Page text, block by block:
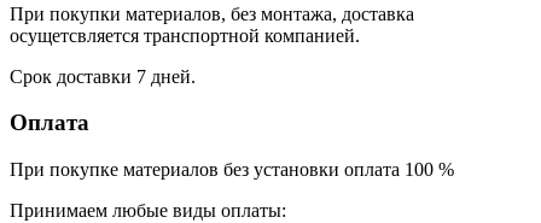
При покупки материалов, без монтажа, доставка
осущетсвляется транспортной компанией.
Срок доставки 7 дней.
Оплата
При покупке материалов без установки оплата 100 %
Принимаем любые виды оплаты: